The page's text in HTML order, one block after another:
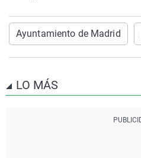
Ayuntamiento de Madrid
LO MÁS